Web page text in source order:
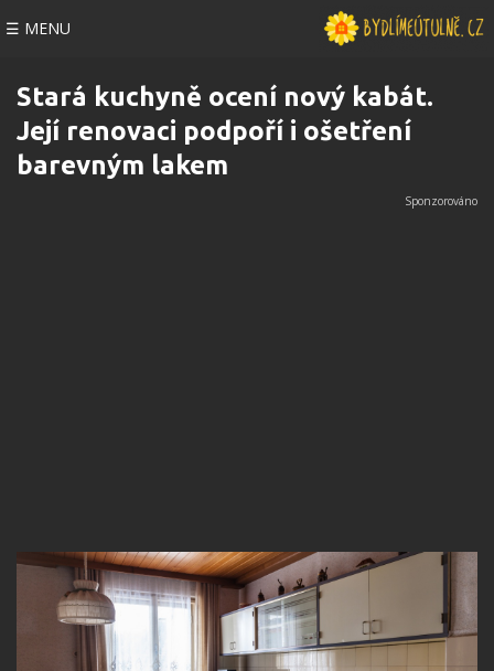
☰ MENU
Stará kuchyně ocení nový kabát.
Její renovaci podpoří i ošetření
barevným lakem